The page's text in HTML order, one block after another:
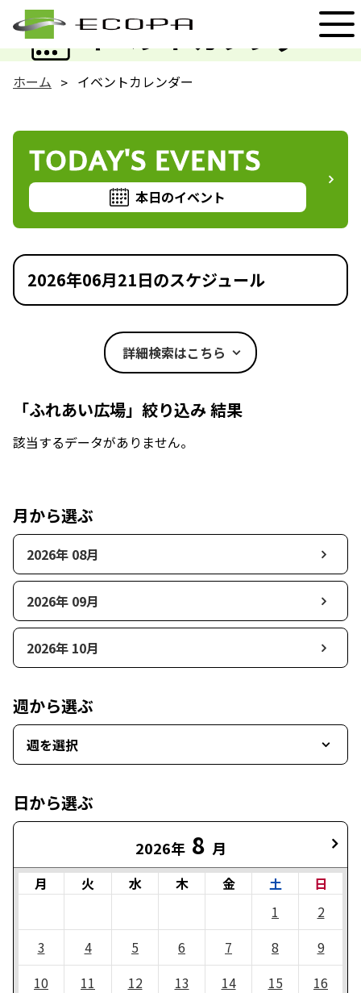
イベントカレンダー
EVENT
ホーム イベントカレンダー
TODAY'S EVENTS
本日のイベント
2026年06月21日のスケジュール
詳細検索はこちら
「ふれあい広場」絞り込み 結果
該当するデータがありません。
月から選ぶ
2026年 08月
2026年 09月
2026年 10月
週から選ぶ
週を選択
日から選ぶ
2026年 8 月
月 火 水 木 金 土
日
1
2
3
4 5 6 7 8
9
10
11 12 13 14 15
16